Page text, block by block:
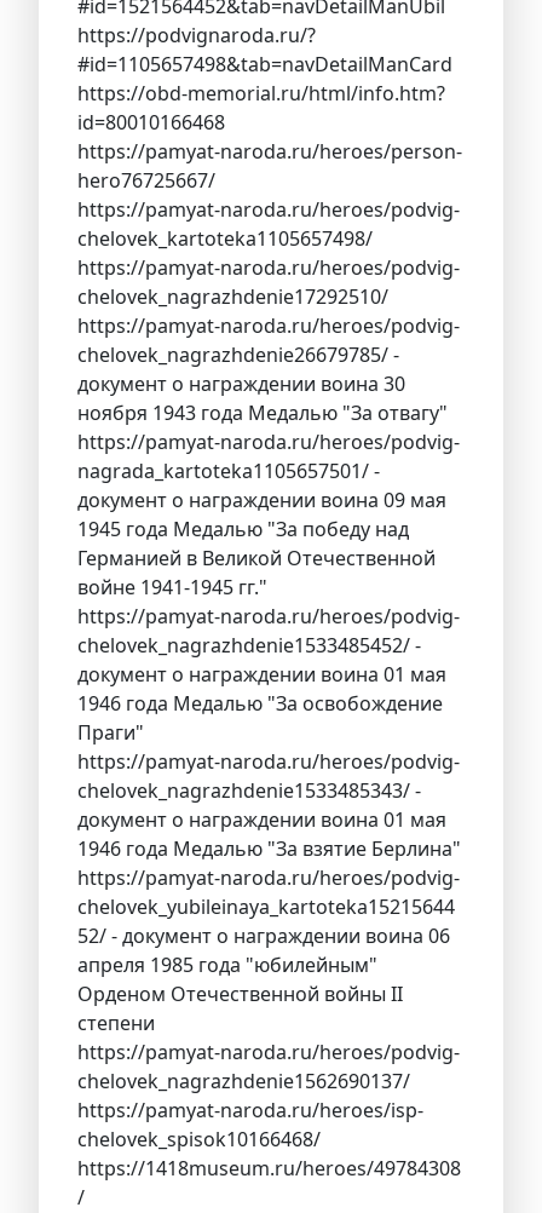
#id=1521564452&tab=navDetailManUbil
https://podvignaroda.ru/?
#id=1105657498&tab=navDetailManCard
https://obd-memorial.ru/html/info.htm?
id=80010166468
https://pamyat-naroda.ru/heroes/person-
hero76725667/
https://pamyat-naroda.ru/heroes/podvig-
chelovek_kartoteka1105657498/
https://pamyat-naroda.ru/heroes/podvig-
chelovek_nagrazhdenie17292510/
https://pamyat-naroda.ru/heroes/podvig-
chelovek_nagrazhdenie26679785/ -
документ о награждении воина 30
ноября 1943 года Медалью "За отвагу"
https://pamyat-naroda.ru/heroes/podvig-
nagrada_kartoteka1105657501/ -
документ о награждении воина 09 мая
1945 года Медалью "За победу над
Германией в Великой Отечественной
войне 1941-1945 гг."
https://pamyat-naroda.ru/heroes/podvig-
chelovek_nagrazhdenie1533485452/ -
документ о награждении воина 01 мая
1946 года Медалью "За освобождение
Праги"
https://pamyat-naroda.ru/heroes/podvig-
chelovek_nagrazhdenie1533485343/ -
документ о награждении воина 01 мая
1946 года Медалью "За взятие Берлина"
https://pamyat-naroda.ru/heroes/podvig-
chelovek_yubileinaya_kartoteka15215644
52/ - документ о награждении воина 06
апреля 1985 года "юбилейным"
Орденом Отечественной войны II
степени
https://pamyat-naroda.ru/heroes/podvig-
chelovek_nagrazhdenie1562690137/
https://pamyat-naroda.ru/heroes/isp-
chelovek_spisok10166468/
https://1418museum.ru/heroes/49784308
/